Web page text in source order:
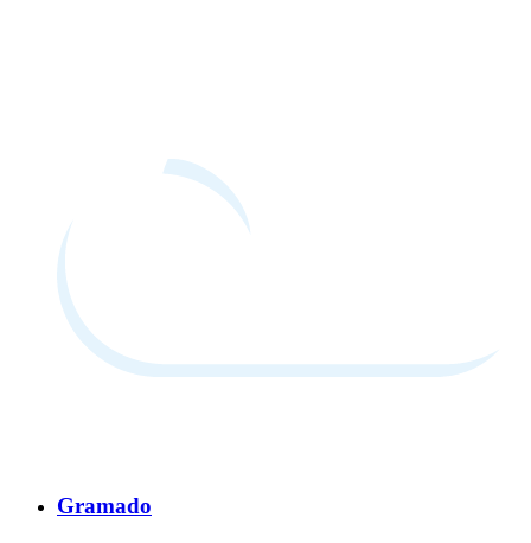
Gramado